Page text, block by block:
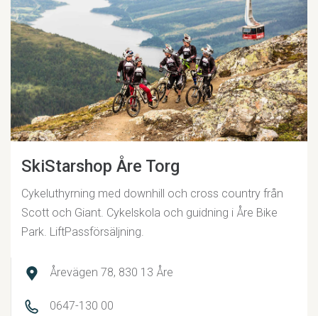
SkiStarshop Åre Torg
Cykeluthyrning med downhill och cross country från
Scott och Giant. Cykelskola och guidning i Åre Bike
Park. LiftPassförsäljning.
Årevägen 78, 830 13 Åre
0647-130 00